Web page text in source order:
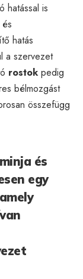
hatással is
hatás
a szervezet
rostok pedig
bélmozgást
összefügg
és
egy